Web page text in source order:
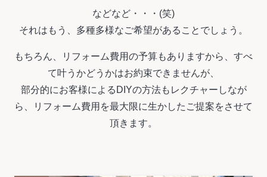
などなど・・・(笑)
それはもう、多種多様なご希望があることでしょう。
もちろん、リフォーム費用の予算もありますから、すべ
て叶うかどうかはお約束できませんが、
部分的にお客様によるDIYの方法もレクチャーしなが
ら、リフォーム費用を最大限に生かしたご提案をさせて
頂きます。